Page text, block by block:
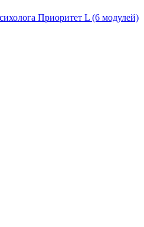
Приоритет L (6 модулей)